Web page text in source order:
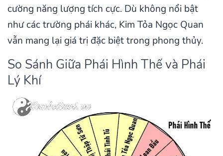
cường năng lượng tích cực. Dù không nổi bật
như các trường phái khác, Kim Tỏa Ngọc Quan
vẫn mang lại giá trị đặc biệt trong phong thủy.
So Sánh Giữa Phái Hình Thế và Phái
Lý Khí